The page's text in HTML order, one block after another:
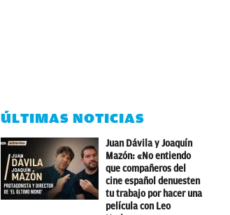
ÚLTIMAS NOTICIAS
Juan Dávila y Joaquín
Mazón: «No entiendo
que compañeros del
cine español denuesten
tu trabajo por hacer una
película con Leo